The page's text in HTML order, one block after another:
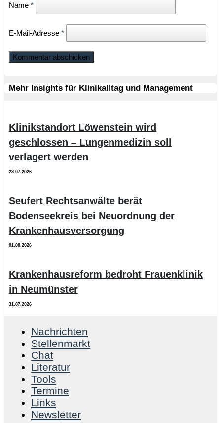
Name *
E-Mail-Adresse *
Mehr Insights für Klinikalltag und Management
Klinikstandort Löwenstein wird
geschlossen – Lungenmedizin soll
verlagert werden
28.07.2026
Seufert Rechtsanwälte berät
Bodenseekreis bei Neuordnung der
Krankenhausversorgung
01.08.2026
Krankenhausreform bedroht Frauenklinik
in Neumünster
31.07.2026
Nachrichten
Stellenmarkt
Chat
Literatur
Tools
Termine
Links
Newsletter